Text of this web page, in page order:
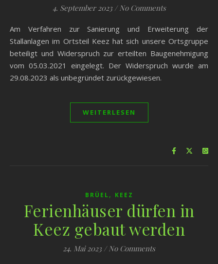
4. September 2023 / No Comments
Am Verfahren zur Sanierung und Erweiterung der
Stallanlagen im Ortsteil Keez hat sich unsere Ortsgruppe
beteiligt und Widerspruch zur erteilten Baugenehmigung
vom 05.03.2021 eingelegt. Der Widerspruch wurde am
29.08.2023 als unbegründet zurückgewiesen.
WEITERLESEN
BRÜEL, KEEZ
Ferienhäuser dürfen in
Keez gebaut werden
24. Mai 2023 / No Comments